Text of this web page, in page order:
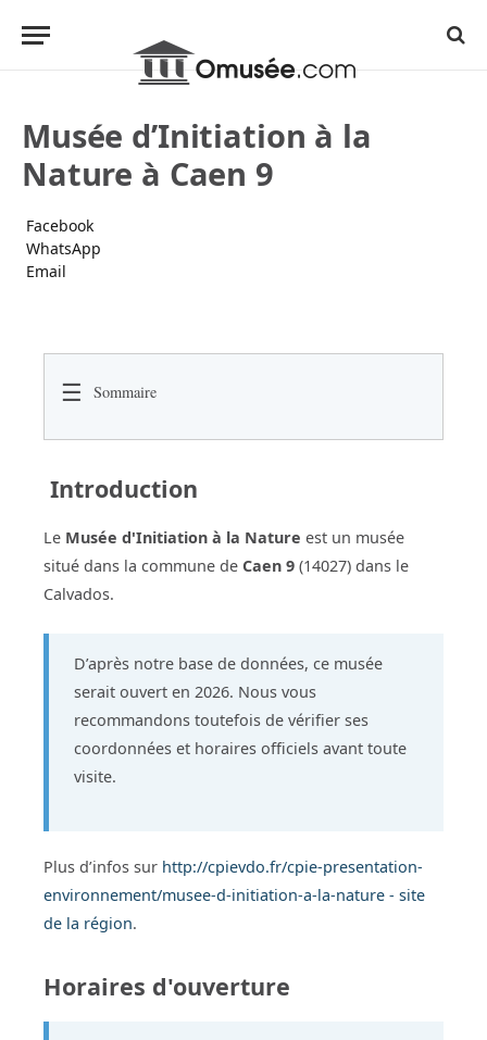
Musée d’Initiation à la
Nature à Caen 9
Facebook
WhatsApp
Email
☰ Sommaire
Introduction
Le Musée d'Initiation à la Nature est un musée
situé dans la commune de Caen 9 (14027) dans le
Calvados.
D’après notre base de données, ce musée
serait ouvert en 2026. Nous vous
recommandons toutefois de vérifier ses
coordonnées et horaires officiels avant toute
visite.
Plus d’infos sur http://cpievdo.fr/cpie-presentation-
environnement/musee-d-initiation-a-la-nature - site
de la région.
Horaires d'ouverture